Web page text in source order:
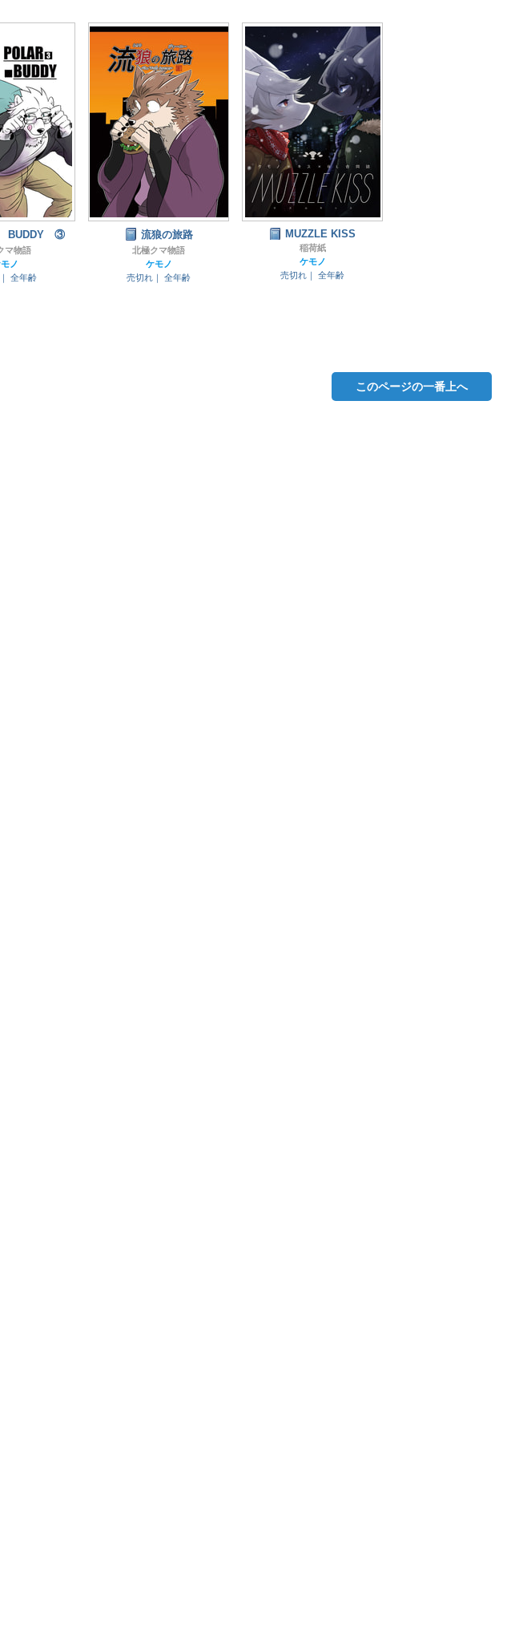
BUDDY ③
マ物語
ノ
全年齢
流狼の旅路
北極クマ物語
ケモノ
売切れ｜
全年齢
MUZZLE KISS
稲荷紙
ケモノ
売切れ｜
全年齢
このページの一番上へ